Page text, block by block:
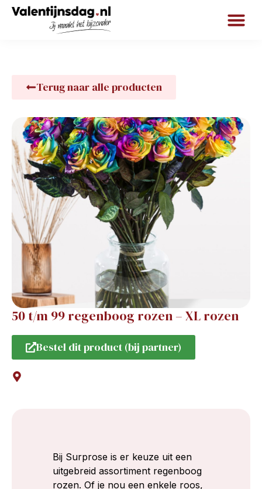
Terug naar alle producten
50 t/m 99 regenboog rozen – XL rozen
Bestel dit product (bij partner)
Bij Surprose is er keuze uit een
uitgebreid assortiment regenboog
rozen. Of je nou een enkele roos,